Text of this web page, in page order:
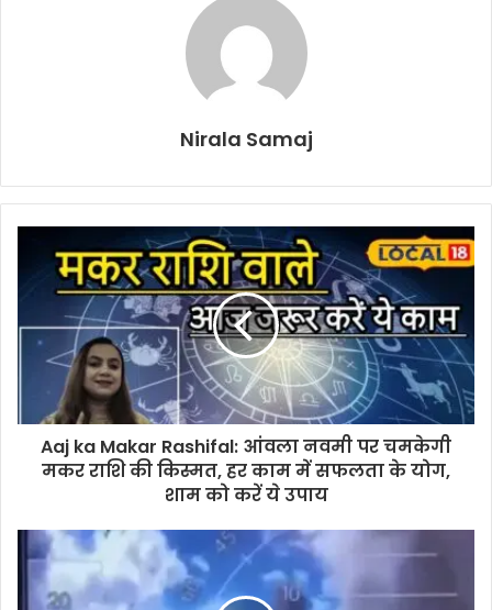
Nirala Samaj
Aaj ka Makar Rashifal: आंवला नवमी पर चमकेगी
मकर राशि की किस्मत, हर काम में सफलता के योग,
शाम को करें ये उपाय